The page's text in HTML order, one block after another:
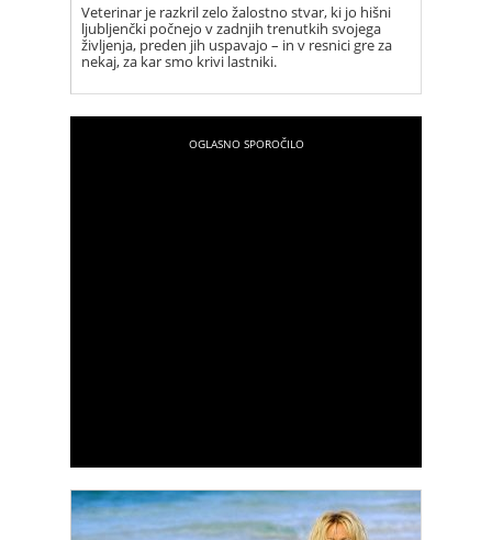
Veterinar je razkril zelo žalostno stvar, ki jo hišni
ljubljenčki počnejo v zadnjih trenutkih svojega
življenja, preden jih uspavajo – in v resnici gre za
nekaj, za kar smo krivi lastniki.